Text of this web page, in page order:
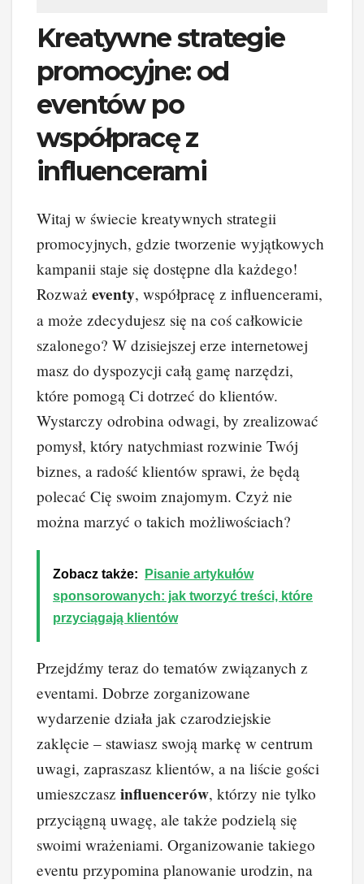
Kreatywne strategie
promocyjne: od
eventów po
współpracę z
influencerami
Witaj w świecie kreatywnych strategii
promocyjnych, gdzie tworzenie wyjątkowych
kampanii staje się dostępne dla każdego!
Rozważ eventy, współpracę z influencerami,
a może zdecydujesz się na coś całkowicie
szalonego? W dzisiejszej erze internetowej
masz do dyspozycji całą gamę narzędzi,
które pomogą Ci dotrzeć do klientów.
Wystarczy odrobina odwagi, by zrealizować
pomysł, który natychmiast rozwinie Twój
biznes, a radość klientów sprawi, że będą
polecać Cię swoim znajomym. Czyż nie
można marzyć o takich możliwościach?
Zobacz także:
Pisanie artykułów
sponsorowanych: jak tworzyć treści, które
przyciągają klientów
Przejdźmy teraz do tematów związanych z
eventami. Dobrze zorganizowane
wydarzenie działa jak czarodziejskie
zaklęcie – stawiasz swoją markę w centrum
uwagi, zapraszasz klientów, a na liście gości
umieszczasz influencerów, którzy nie tylko
przyciągną uwagę, ale także podzielą się
swoimi wrażeniami. Organizowanie takiego
eventu przypomina planowanie urodzin, na